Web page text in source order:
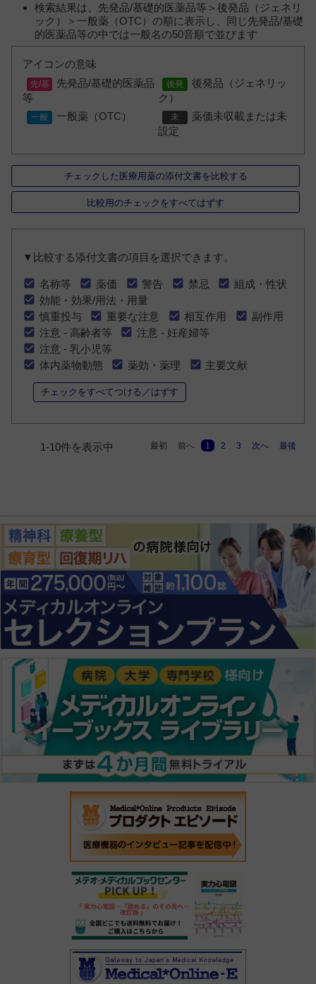
検索結果は、先発品/基礎的医薬品等＞後発品（ジェネリ
ック）＞一般薬（OTC）の順に表示し、同じ先発品/基礎
的医薬品等の中では一般名の50音順で並びます
アイコンの意味
先発品/基礎的医薬品
等
後発品（ジェネリッ
ク）
一般薬（OTC）
薬価未収載または未
設定
チェックした医療用薬の添付文書を比較する
比較用のチェックをすべてはずす
▼比較する添付文書の項目を選択できます。
名称等 薬価 警告 禁忌
組成・性状
効能・効果/用法・用量
慎重投与
重要な注意 相互作用
副作用
注意 - 高齢者等
注意 - 妊産婦等
注意 - 乳小児等
体内薬物動態
薬効・薬理 主要文献
チェックをすべてつける／はずす
1-10件を表示中 最初 前へ 1 2 3 次へ 最後